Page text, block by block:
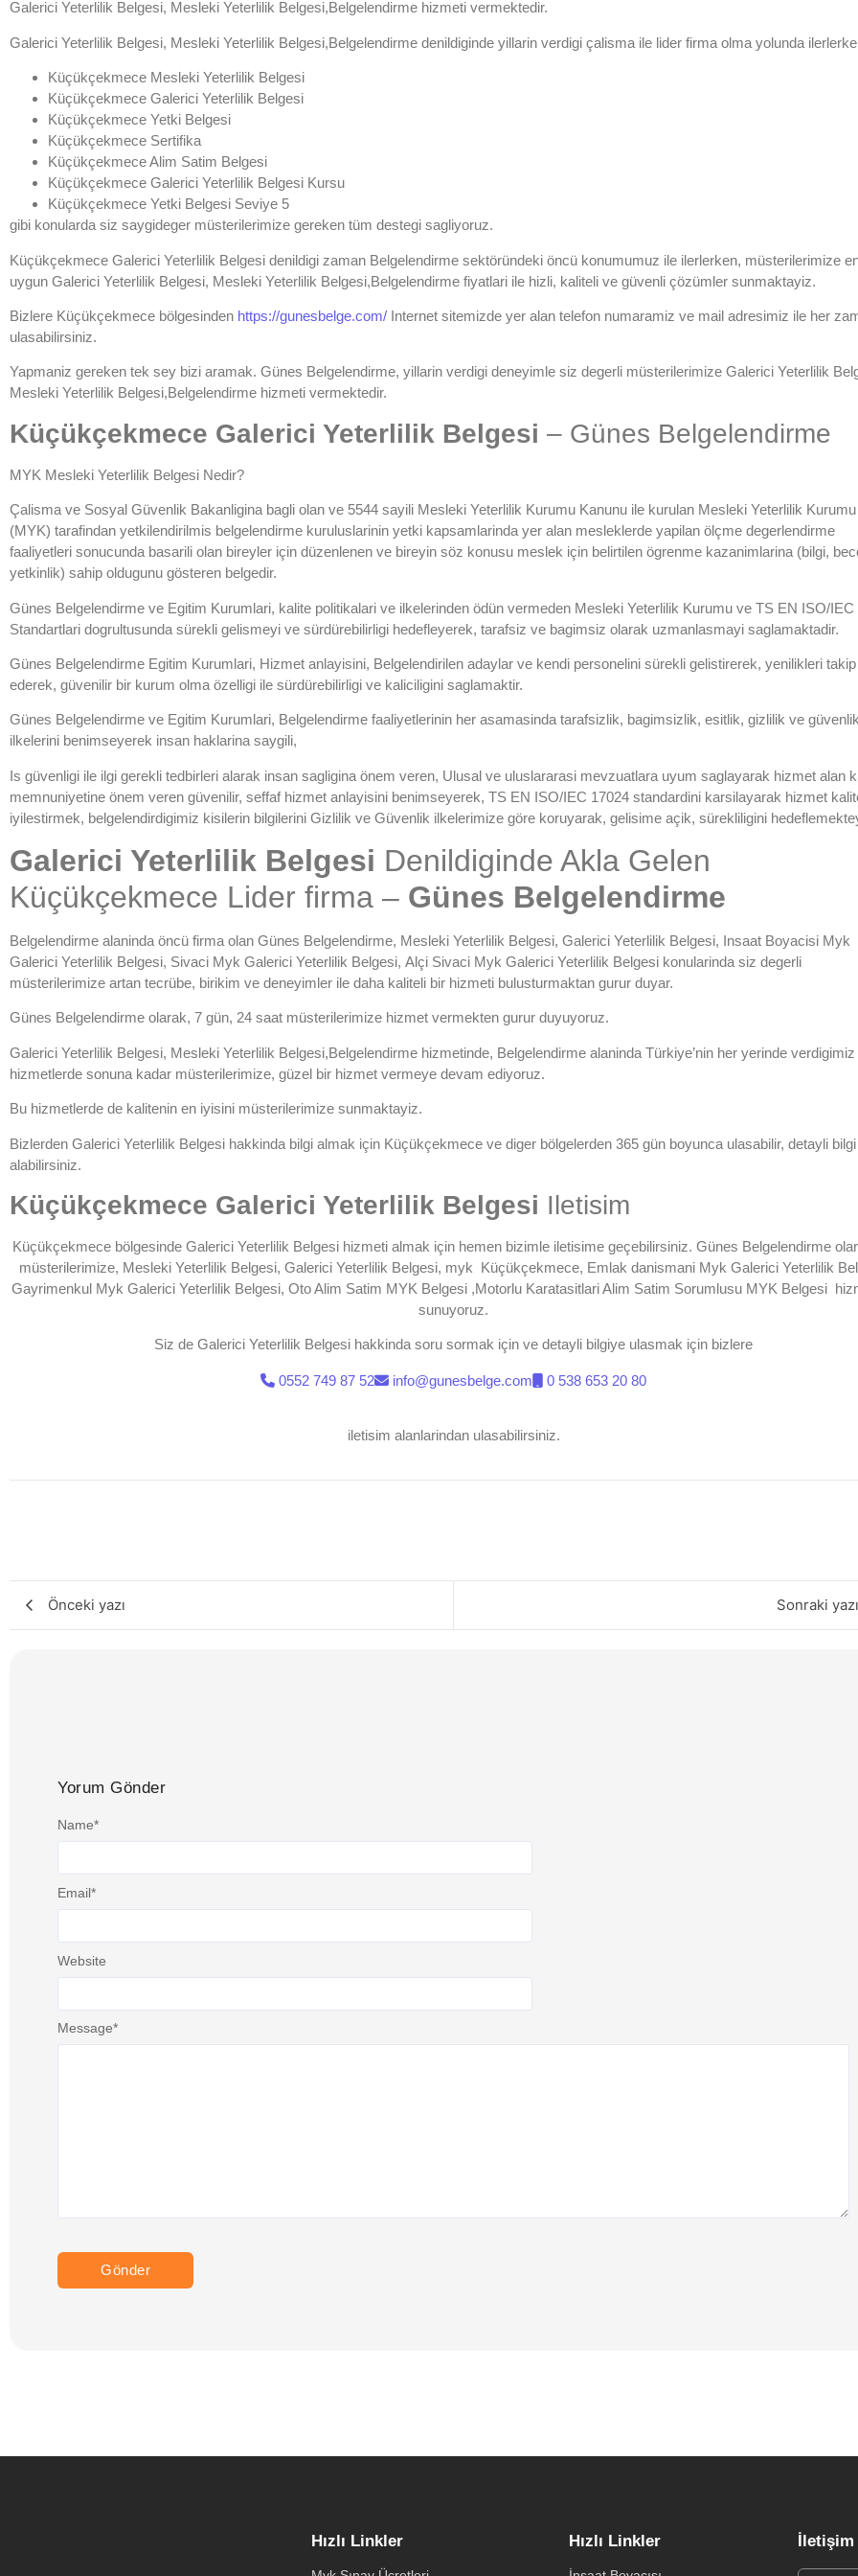
Galerici Yeterlilik Belgesi, Mesleki Yeterlilik Belgesi,Belgelendirme hizmeti vermektedir.
Galerici Yeterlilik Belgesi, Mesleki Yeterlilik Belgesi,Belgelendirme denildiginde yillarin verdigi çalisma ile lider firma olma yolunda
Küçükçekmece Mesleki Yeterlilik Belgesi
Küçükçekmece Galerici Yeterlilik Belgesi
Küçükçekmece Yetki Belgesi
Küçükçekmece Sertifika
Küçükçekmece Alim Satim Belgesi
Küçükçekmece Galerici Yeterlilik Belgesi Kursu
Küçükçekmece Yetki Belgesi Seviye 5
gibi konularda siz saygideger müsterilerimize gereken tüm destegi sagliyoruz.
Küçükçekmece Galerici Yeterlilik Belgesi denildigi zaman Belgelendirme sektöründeki öncü konumumuz ile ilerlerken, müsterilerimize
uygun Galerici Yeterlilik Belgesi, Mesleki Yeterlilik Belgesi,Belgelendirme fiyatlari ile hizli, kaliteli ve güvenli çözümler sunmaktayiz.
Bizlere Küçükçekmece bölgesinden https://gunesbelge.com/ Internet sitemizde yer alan telefon numaramiz ve mail adresimiz ile her
ulasabilirsiniz.
Yapmaniz gereken tek sey bizi aramak. Günes Belgelendirme, yillarin verdigi deneyimle siz degerli müsterilerimize Galerici Yeterlilik
Mesleki Yeterlilik Belgesi,Belgelendirme hizmeti vermektedir.
Küçükçekmece Galerici Yeterlilik Belgesi – Günes Belgelendirme
MYK Mesleki Yeterlilik Belgesi Nedir?
Çalisma ve Sosyal Güvenlik Bakanligina bagli olan ve 5544 sayili Mesleki Yeterlilik Kurumu Kanunu ile kurulan Mesleki Yeterlilik Kurumu
(MYK) tarafindan yetkilendirilmis belgelendirme kuruluslarinin yetki kapsamlarinda yer alan mesleklerde yapilan ölçme degerlendirme
faaliyetleri sonucunda basarili olan bireyler için düzenlenen ve bireyin söz konusu meslek için belirtilen ögrenme kazanimlarina (bilgi,
yetkinlik) sahip oldugunu gösteren belgedir.
Günes Belgelendirme ve Egitim Kurumlari, kalite politikalari ve ilkelerinden ödün vermeden Mesleki Yeterlilik Kurumu ve TS EN ISO/IEC
Standartlari dogrultusunda sürekli gelismeyi ve sürdürebilirligi hedefleyerek, tarafsiz ve bagimsiz olarak uzmanlasmayi saglamaktadir.
Günes Belgelendirme Egitim Kurumlari, Hizmet anlayisini, Belgelendirilen adaylar ve kendi personelini sürekli gelistirerek, yenilikleri takip
ederek, güvenilir bir kurum olma özelligi ile sürdürebilirligi ve kaliciligini saglamaktir.
Günes Belgelendirme ve Egitim Kurumlari, Belgelendirme faaliyetlerinin her asamasinda tarafsizlik, bagimsizlik, esitlik, gizlilik ve güvenlik
ilkelerini benimseyerek insan haklarina saygili,
Is güvenligi ile ilgi gerekli tedbirleri alarak insan sagligina önem veren, Ulusal ve uluslararasi mevzuatlara uyum saglayarak hizmet alan
memnuniyetine önem veren güvenilir, seffaf hizmet anlayisini benimseyerek, TS EN ISO/IEC 17024 standardini karsilayarak hizmet
iyilestirmek, belgelendirdigimiz kisilerin bilgilerini Gizlilik ve Güvenlik ilkelerimize göre koruyarak, gelisime açik, sürekliligini
Galerici Yeterlilik Belgesi Denildiginde Akla Gelen
Küçükçekmece Lider firma – Günes Belgelendirme
Belgelendirme alaninda öncü firma olan Günes Belgelendirme, Mesleki Yeterlilik Belgesi, Galerici Yeterlilik Belgesi, Insaat Boyacisi Myk
Galerici Yeterlilik Belgesi, Sivaci Myk Galerici Yeterlilik Belgesi, Alçi Sivaci Myk Galerici Yeterlilik Belgesi konularinda siz degerli
müsterilerimize artan tecrübe, birikim ve deneyimler ile daha kaliteli bir hizmeti bulusturmaktan gurur duyar.
Günes Belgelendirme olarak, 7 gün, 24 saat müsterilerimize hizmet vermekten gurur duyuyoruz.
Galerici Yeterlilik Belgesi, Mesleki Yeterlilik Belgesi,Belgelendirme hizmetinde, Belgelendirme alaninda Türkiye’nin her yerinde verdigimiz
hizmetlerde sonuna kadar müsterilerimize, güzel bir hizmet vermeye devam ediyoruz.
Bu hizmetlerde de kalitenin en iyisini müsterilerimize sunmaktayiz.
Bizlerden Galerici Yeterlilik Belgesi hakkinda bilgi almak için Küçükçekmece ve diger bölgelerden 365 gün boyunca ulasabilir, detayli bilgi
alabilirsiniz.
Küçükçekmece Galerici Yeterlilik Belgesi Iletisim
Küçükçekmece bölgesinde Galerici Yeterlilik Belgesihizmeti almak için hemen bizimle iletisime geçebilirsiniz. Günes Belgelendirme
müsterilerimize, Mesleki Yeterlilik Belgesi, Galerici Yeterlilik Belgesi, myk Küçükçekmece, Emlak danismani Myk Galerici Yeterlilik
Gayrimenkul Myk Galerici Yeterlilik Belgesi, Oto Alim Satim MYK Belgesi ,Motorlu Karatasitlari Alim Satim Sorumlusu MYK Belgesi
sunuyoruz.
Siz de Galerici Yeterlilik Belgesi hakkinda soru sormak için ve detayli bilgiye ulasmak için bizlere
0552 749 87 52 info@gunesbelge.com 0 538 653 20 80
iletisim alanlarindan ulasabilirsiniz.
Önceki yazı Sonraki yazı
Yorum Gönder
Message*
Name*
Email*
Website
Hızlı Linkler Hızlı Linkler İletişim